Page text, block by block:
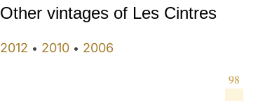
Other vintages of Les Cintres
2012 • 2010 • 2006
98